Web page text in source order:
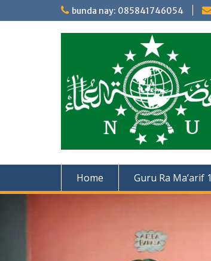
to
bunda nay: 085841746054
Home Guru Ra Ma’arif 1